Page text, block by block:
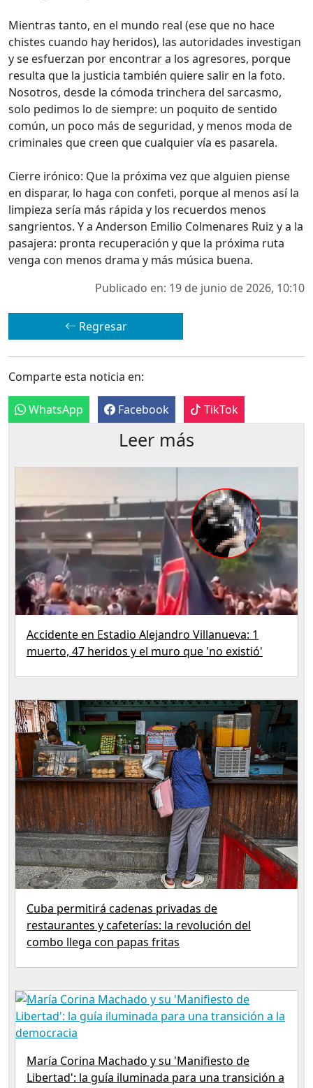
Mientras tanto, en el mundo real (ese que no hace
chistes cuando hay heridos), las autoridades investigan
y se esfuerzan por encontrar a los agresores, porque
resulta que la justicia también quiere salir en la foto.
Nosotros, desde la cómoda trinchera del sarcasmo,
solo pedimos lo de siempre: un poquito de sentido
común, un poco más de seguridad, y menos moda de
criminales que creen que cualquier vía es pasarela.
Cierre irónico: Que la próxima vez que alguien piense
en disparar, lo haga con confeti, porque al menos así la
limpieza sería más rápida y los recuerdos menos
sangrientos. Y a Anderson Emilio Colmenares Ruiz y a la
pasajera: pronta recuperación y que la próxima ruta
venga con menos drama y más música buena.
Publicado en: 19 de junio de 2026, 10:10
Regresar
Comparte esta noticia en:
WhatsApp Facebook TikTok
Leer más
Accidente en Estadio Alejandro Villanueva: 1
muerto, 47 heridos y el muro que 'no existió'
Cuba permitirá cadenas privadas de
restaurantes y cafeterías: la revolución del
combo llega con papas fritas
María Corina Machado y su 'Manifiesto de
Libertad': la guía iluminada para una transición a